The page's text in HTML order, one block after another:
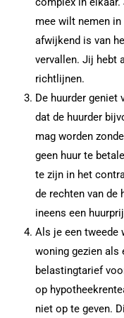
mee wilt nemen
afwijkend is van
vervallen. Jij hebt
richtlijnen.
De huurder geniet
dat de huurder
mag worden
geen huur te
te zijn in het
de rechten van de
ineens een
Als je een tweede
woning gezien als
belastingtarief
op
niet op te geven.